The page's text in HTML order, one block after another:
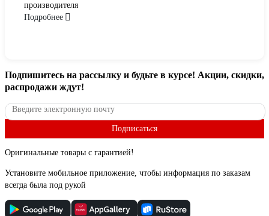
производителя
Подробнее
Подпишитесь на рассылку и будьте в курсе! Акции, скидки,
распродажи ждут!
Подписаться
Оригинальные товары с гарантией!
Установите мобильное приложение, чтобы информация по заказам
всегда была под рукой